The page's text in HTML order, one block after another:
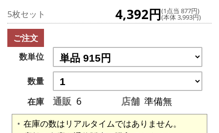
5枚セット 4,392円(1点当 877円)
(本体 3,993円)
ご注文
数単位
数量
在庫
通販 6 店舗 準備無
在庫の数はリアルタイムではありません。